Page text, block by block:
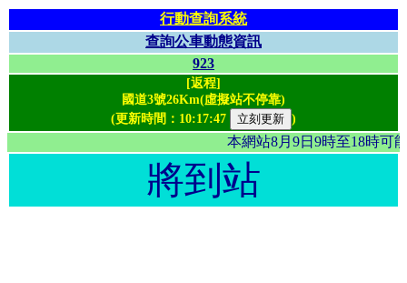
行動查詢系統
查詢公車動態資訊
923
[返程]
國道3號26Km(虛擬站不停靠)
(更新時間： 10:17:47 )
本網站8月9日9時至18
將到站